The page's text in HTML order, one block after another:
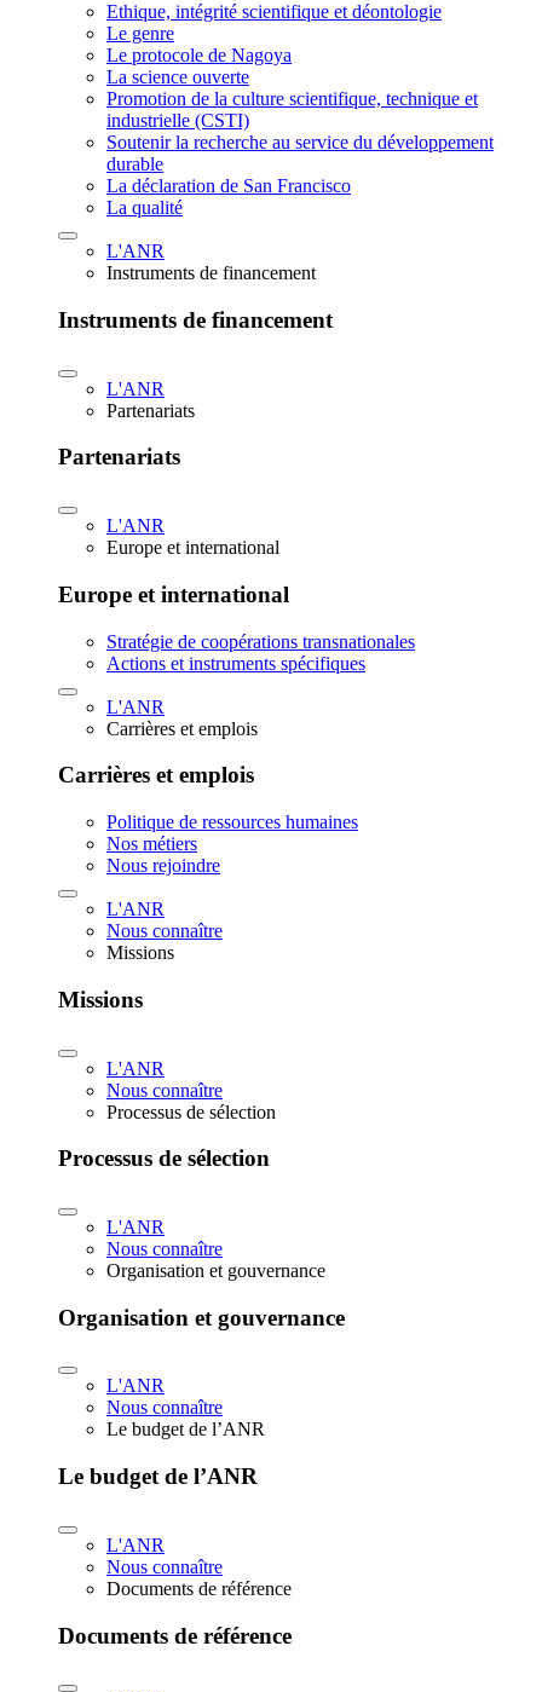
Ethique, intégrité scientifique et déontologie
Le genre
Le protocole de Nagoya
La science ouverte
Promotion de la culture scientifique, technique et
industrielle (CSTI)
Soutenir la recherche au service du développement
durable
La déclaration de San Francisco
La qualité
L'ANR
Instruments de financement
Instruments de financement
L'ANR
Partenariats
Partenariats
L'ANR
Europe et international
Europe et international
Stratégie de coopérations transnationales
Actions et instruments spécifiques
L'ANR
Carrières et emplois
Carrières et emplois
Politique de ressources humaines
Nos métiers
Nous rejoindre
L'ANR
Nous connaître
Missions
Missions
L'ANR
Nous connaître
Processus de sélection
Processus de sélection
L'ANR
Nous connaître
Organisation et gouvernance
Organisation et gouvernance
L'ANR
Nous connaître
Le budget de l’ANR
Le budget de l’ANR
L'ANR
Nous connaître
Documents de référence
Documents de référence